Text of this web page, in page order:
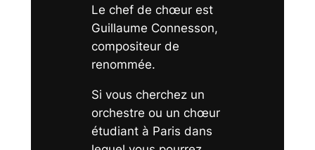
Le chef de chœur est
Guillaume Connesson,
compositeur de
renommée.
Si vous cherchez un
orchestre ou un chœur
étudiant à Paris dans